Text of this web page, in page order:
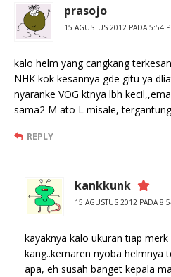
prasojo
15 AGUSTUS 2012 PADA 5:54
kalo helm yang cangkang
NHK kok kesannya gde gitu ya
nyaranke VOG ktnya lbh
sama2 M ato L misale,
REPLY
kankkunk
15 AGUSTUS 2012 PADA
kayaknya kalo ukuran tiap
kang..kemaren nyoba helmnya
apa, eh susah banget kepala